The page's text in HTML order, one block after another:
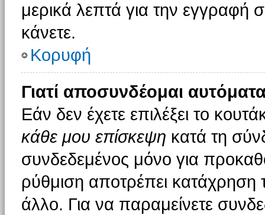
μερικά λεπτά για την
κάνετε.
Κορυφή
Γιατί αποσυνδέομαι
Εάν δεν έχετε επιλέξει το
κάθε μου επίσκεψη κατά τη
συνδεδεμένος μόνο για
ρύθμιση αποτρέπει
άλλο. Για να παραμείνετε